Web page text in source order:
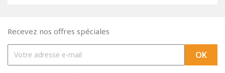
Recevez nos offres spéciales